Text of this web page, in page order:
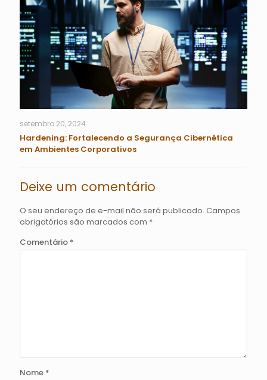
setembro 20, 2024
Hardening: Fortalecendo a Segurança Cibernética
em Ambientes Corporativos
Deixe um comentário
O seu endereço de e-mail não será publicado. Campos
obrigatórios são marcados com *
Comentário *
Nome *